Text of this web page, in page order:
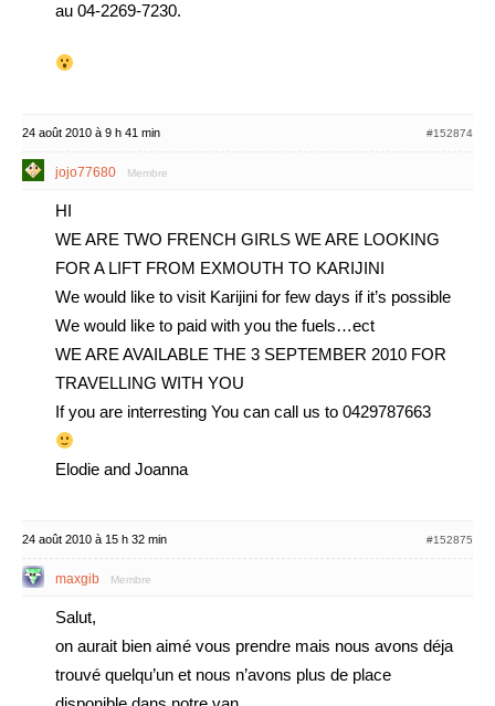
au 04-2269-7230.
24 août 2010 à 9 h 41 min #152874
jojo77680 Membre
HI
WE ARE TWO FRENCH GIRLS WE ARE LOOKING
FOR A LIFT FROM EXMOUTH TO KARIJINI
We would like to visit Karijini for few days if it’s possible
We would like to paid with you the fuels…ect
WE ARE AVAILABLE THE 3 SEPTEMBER 2010 FOR
TRAVELLING WITH YOU
If you are interresting You can call us to 0429787663
Elodie and Joanna
24 août 2010 à 15 h 32 min #152875
maxgib Membre
Salut,
on aurait bien aimé vous prendre mais nous avons déja
trouvé quelqu’un et nous n’avons plus de place